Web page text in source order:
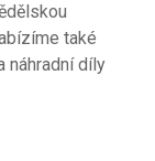
také
náhradní díly